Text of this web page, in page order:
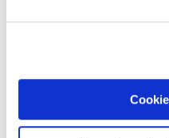
Verschenken oder Versenden
Branchenfremde einen
den es für nachhaltige